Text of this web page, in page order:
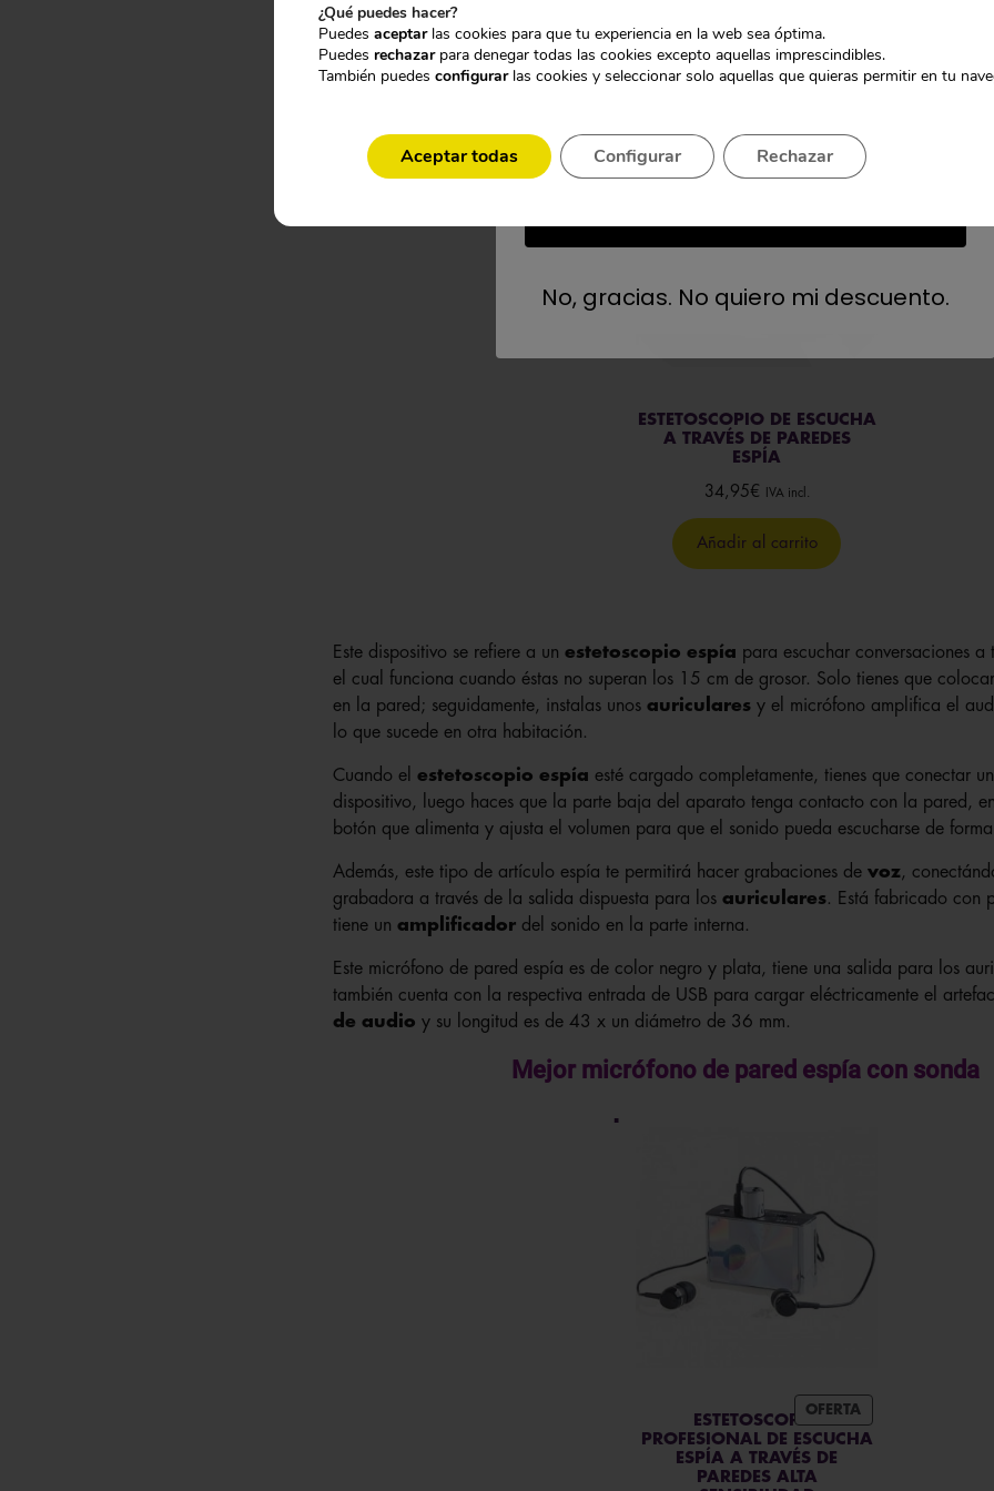
encuentran las siguientes opciones:
Mejor micrófono de pared espía
ESTETOSCOPIO DE ESCUCHA
A TRAVÉS DE PAREDES
ESPÍA
34,95€ IVA incl.
Añadir al carrito
Este dispositivo se refiere a un estetoscopio espía para escuchar conversaciones a
el cual funciona cuando éstas no superan los 15 cm de grosor. Solo tienes que
en la pared; seguidamente, instalas unos auricularesy el micrófono amplifica el
lo que sucede en otra habitación.
Cuando el estetoscopio espía esté cargado completamente, tienes que conectar un
dispositivo, luego haces que la parte baja del aparato tenga contacto con la pared,
botón que alimenta y ajusta el volumen para que el sonido pueda escucharse de
Además, este tipo de artículo espía te permitirá hacer grabaciones de voz,
grabadora a través de la salida dispuesta para los auriculares. Está fabricado con
tiene un amplificadordel sonido en la parte interna.
Este micrófono de pared espía es de color negro y plata, tiene una salida para los
también cuenta con la respectiva entrada de USB para cargar eléctricamente el
de audio y su longitud es de 43 x un diámetro de 36 mm.
Mejor micrófono de pared espía con sonda
OFERTA
EN
ESTETOSCOPIO
PROFESIONAL DE ESCUCHA
ESPÍA A TRAVÉS DE
PAREDES ALTA
¿Qué puedes hacer?
Puedes aceptarlas cookies para que tu experiencia en la web sea óptima.
Puedes rechazarpara denegar todas las cookies excepto aquellas imprescindibles.
También puedes configurarlas cookies y seleccionar solo aquellas que quieras permitir en tu
Aceptar todas Rechazar
Configurar
CÁMARAS DISCRETAS
GRABADORAS OCULTAS
No, gracias. No quiero mi descuento.